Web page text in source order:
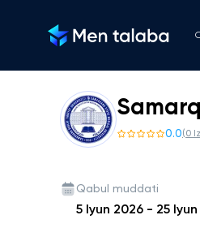
0.0(0
Qabul muddati
5 Iyun 2026 - 25